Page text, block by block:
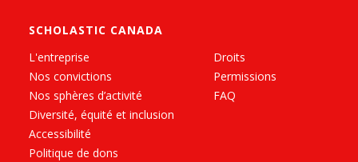
SCHOLASTIC CANADA
L'entreprise
Nos convictions
Nos sphères d’activité
Diversité, équité et inclusion
Accessibilité
Politique de dons
Droits
Permissions
FAQ